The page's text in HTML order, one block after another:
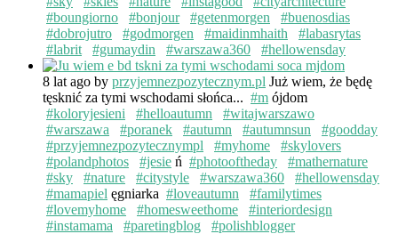
#boungiorno
#bonjour #getenmorgen
#buenosdias
#dobrojutro
#godmorgen #maidinmhaith
#labasrytas
#labrit
#gumaydin #warszawa360 #hellowensday
8 lat ago by przyjemnezpozytecznym.pl Już wiem, że będę
tęsknić za tymi wschodami słońca... #m ójdom
#koloryjesieni
#helloautumn
#witajwarszawo
#warszawa
#poranek #autumn #autumnsun
#goodday
#przyjemnezpozytecznympl
#myhome
#skylovers
#polandphotos
#jesie ń #photooftheday
#mathernature
#sky
#nature #citystyle #warszawa360
#hellowensday
#mamapiel ęgniarka #loveautumn
#familytimes
#lovemyhome
#homesweethome
#interiordesign
#instamama
#paretingblog #polishblogger